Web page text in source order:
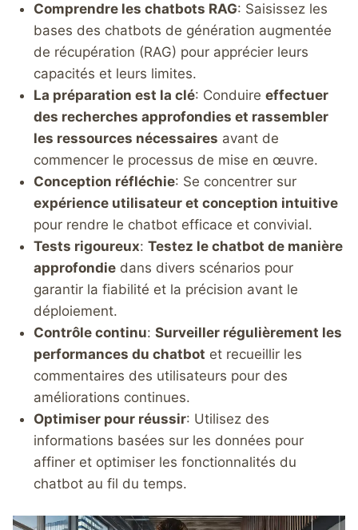
Comprendre les chatbots RAG: Saisissez les
bases des chatbots de génération augmentée
de récupération (RAG) pour apprécier leurs
capacités et leurs limites.
La préparation est la clé: Conduire effectuer
des recherches approfondies et rassembler
les ressources nécessaires avant de
commencer le processus de mise en œuvre.
Conception réfléchie: Se concentrer sur
expérience utilisateur et conception intuitive
pour rendre le chatbot efficace et convivial.
Tests rigoureux: Testez le chatbot de manière
approfondiedans divers scénarios pour
garantir la fiabilité et la précision avant le
déploiement.
Contrôle continu: Surveiller régulièrement les
performances du chatbot et recueillir les
commentaires des utilisateurs pour des
améliorations continues.
Optimiser pour réussir: Utilisez des
informations basées sur les données pour
affiner et optimiser les fonctionnalités du
chatbot au fil du temps.